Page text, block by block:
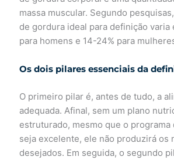
massa muscular. Segundo
de gordura ideal para definição varia
para homens e 14-24% para
Os dois pilares essenciais da
O primeiro pilar é, antes de tudo, a
adequada. Afinal, sem um plano
estruturado, mesmo que o programa
seja excelente, ele não produzirá os
desejados. Em seguida, o segundo